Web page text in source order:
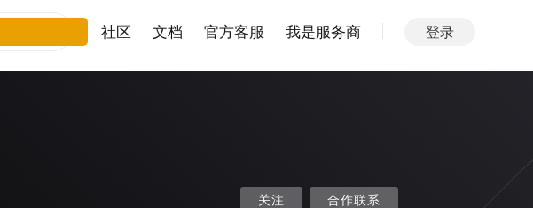
社区 文档 官方客服 我是服务商 登录
关注 合作联系